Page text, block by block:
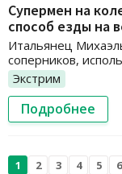
Супермен на
способ езды на
Итальянец
соперников,
Экстрим
Подробнее
1 2 3 4 5 6